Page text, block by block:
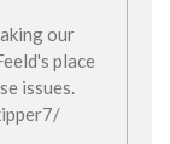
our
place
issues.